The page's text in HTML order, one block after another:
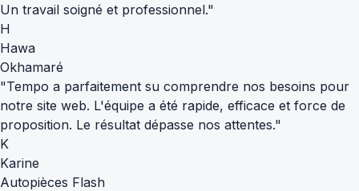
Un travail soigné et professionnel."
H
Hawa
Okhamaré
"Tempo a parfaitement su comprendre nos besoins pour
notre site web. L'équipe a été rapide, efficace et force de
proposition. Le résultat dépasse nos attentes."
K
Karine
Autopièces Flash